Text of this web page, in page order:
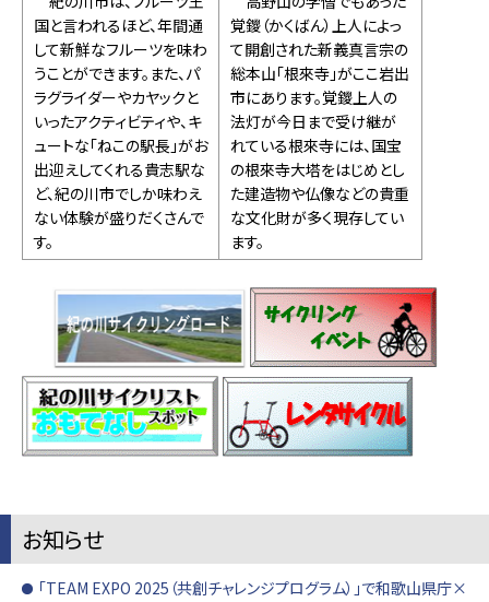
国と言われるほど、年間通
して新鮮なフルーツを味わ
うことができます。また、パ
ラグライダーやカヤックと
いったアクティビティや、キ
ュートな「ねこの駅長」がお
出迎えしてくれる貴志駅な
ど、紀の川市でしか味わえ
ない体験が盛りだくさんで
す。
覚鑁（かくばん）上人によっ
て開創された新義真言宗の
総本山「根來寺」がここ岩出
市にあります。覚鑁上人の
法灯が今日まで受け継が
れている根來寺には、国宝
の根來寺大塔をはじめとし
た建造物や仏像などの貴重
な文化財が多く現存してい
ます。
お知らせ
「TEAM EXPO 2025（共創チャレンジプログラム）」で和歌山県庁×